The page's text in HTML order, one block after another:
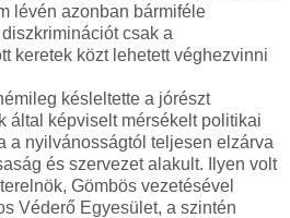
lévén azonban bármiféle
csak a
keretek közt lehetett véghezvinni
késleltette a jórészt
által képviselt mérsékelt politikai
a nyilvánosságtól teljesen elzárva
és szervezet alakult. Ilyen volt
Gömbös vezetésével
Véderő Egyesület, a szintén